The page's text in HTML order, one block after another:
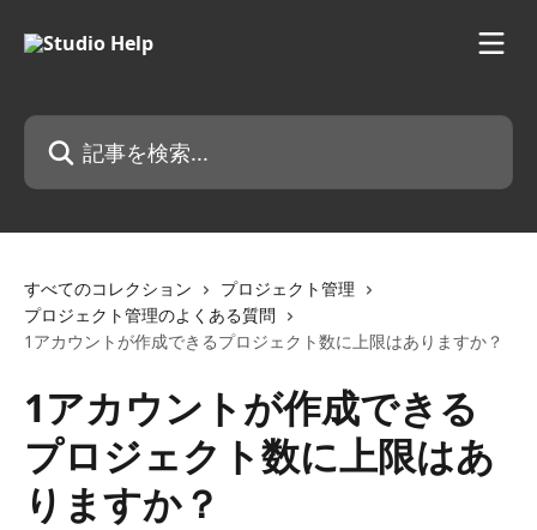
記事を検索...
すべてのコレクション
プロジェクト管理
プロジェクト管理のよくある質問
1アカウントが作成できるプロジェクト数に上限はありますか？
1アカウントが作成できる
プロジェクト数に上限はあ
りますか？